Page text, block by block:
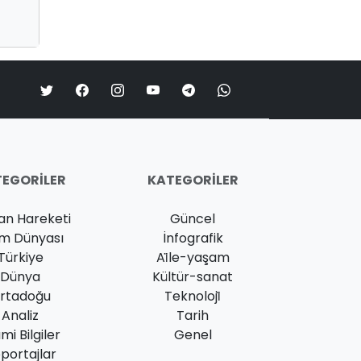
Hareketi
Dünyası
Dünya
Analiz
Bilgiler
KATEGORILER
Güncel
İnfografik
Ai̇le-yaşam
Kültür-sanat
Teknoloji̇
Tarih
Genel